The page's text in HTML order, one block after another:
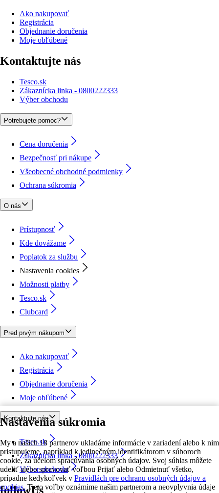
Nastavenia súkromia
My a našich 18 partnerov ukladáme informácie v zariadení alebo k nim
pristupujeme, napríklad k jedinečným identifikátorom v súboroch
cookie, za účelom spracúvania osobných údajov. Svoj súhlas môžete
udeliť alebo spravovať voľbou Prijať alebo Odmietnuť všetko,
prípadne kedykoľvek v Pravidlách pre ochranu osobných údajov a
cookies. Tieto voľby oznámime našim partnerom a neovplyvnia údaje
Ako nakupovať
Registrácia
Objednanie doručenia
Moje obľúbené
Kontaktujte nás
Tesco.sk
Zákaznícka linka - 0800222333
Výber obchodu
Potrebujete pomoc?
Cena doručenia
Bezpečnosť pri nákupe
Všeobecné obchodné podmienky
Ochrana súkromia
O nás
Prístupnosť
Kde dovážame
Poplatok za službu
Nastavenia cookies
Možnosti platby
Tesco.sk
Clubcard
Pred prvým nákupom
Ako nakupovať
Registrácia
Objednanie doručenia
Moje obľúbené
Kontaktujte nás
Tesco.sk
Zákaznícka linka - 0800222333
Výber obchodu
followUs